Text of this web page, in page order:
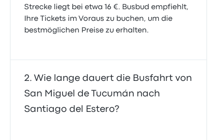
Strecke liegt bei etwa 16 €. Busbud empfiehlt,
Ihre Tickets im Voraus zu buchen, um die
bestmöglichen Preise zu erhalten.
Wie lange dauert die Busfahrt von
San Miguel de Tucumán nach
Santiago del Estero?